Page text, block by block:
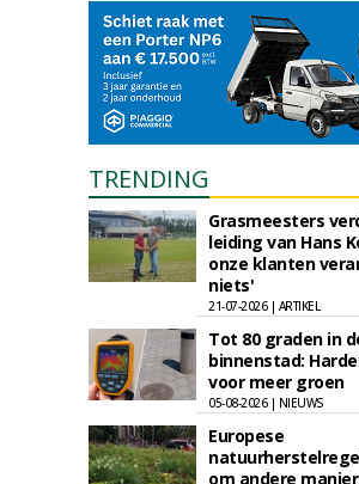
TRENDING
Grasmeesters
leiding van Hans
onze klanten
niets'
21-07-2026 | ARTIKEL
Tot 80 graden in
binnenstad:
voor meer groen
05-08-2026 | NIEUWS
Europese
om andere